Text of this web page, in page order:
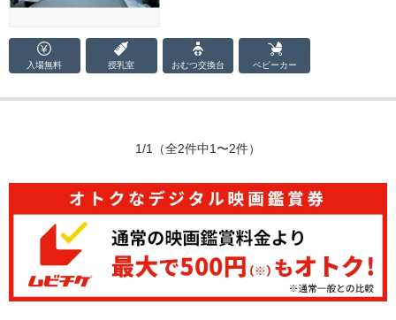
入場無料 授乳室 おむつ交換台 ベビーカー
1/1 （全2件中1〜2件）